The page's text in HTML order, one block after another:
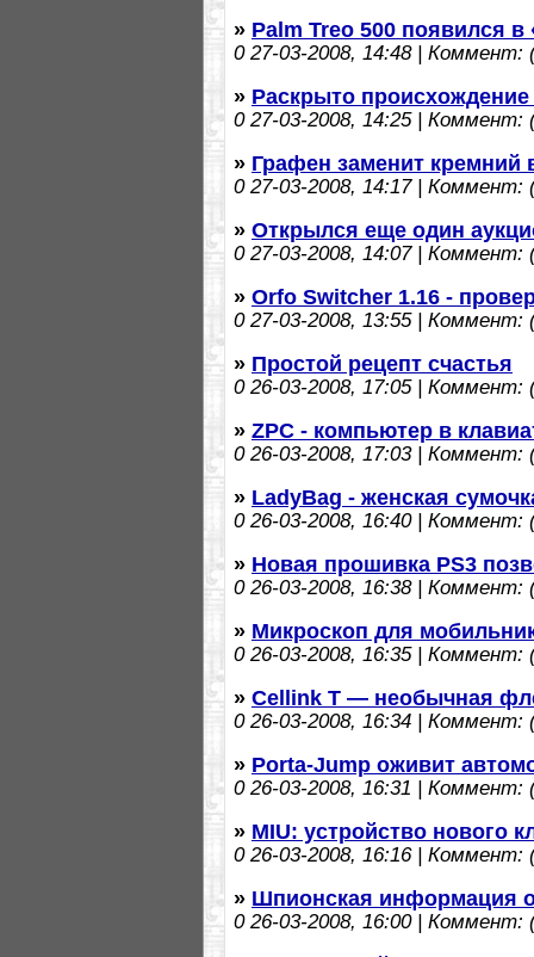
» Palm Treo 500 появился в
027-03-2008, 14:48 | Коммент:
» Раскрыто
027-03-2008, 14:25 | Коммент:
» Графен заменит кремний
027-03-2008, 14:17 | Коммент:
» Открылся еще один
027-03-2008, 14:07 | Коммент:
» Orfo Switcher 1.16 -
027-03-2008, 13:55 | Коммент:
» Простой рецепт счастья
026-03-2008, 17:05 | Коммент:
» ZPC - компьютер в
026-03-2008, 17:03 | Коммент:
» LadyBag - женская
026-03-2008, 16:40 | Коммент:
» Новая прошивка PS3
026-03-2008, 16:38 | Коммент:
» Микроскоп для
026-03-2008, 16:35 | Коммент:
» Cellink T — необычная
026-03-2008, 16:34 | Коммент:
» Porta-Jump оживит
026-03-2008, 16:31 | Коммент:
» MIU: устройство нового
026-03-2008, 16:16 | Коммент:
» Шпионская информация
026-03-2008, 16:00 | Коммент: